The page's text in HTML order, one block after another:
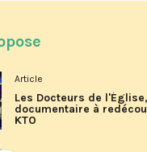
Article
Les Docteurs de
documentaire à
KTO